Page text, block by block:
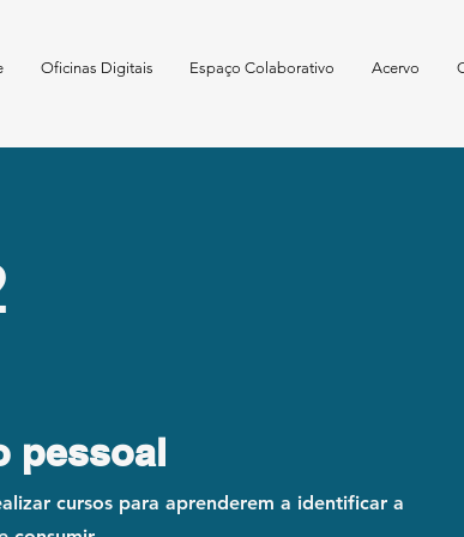
Oficinas Digitais Espaço Colaborativo Acervo
pessoal
cursos para aprenderem a identificar a